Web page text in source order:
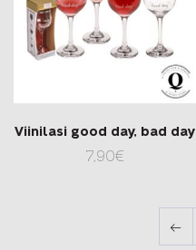
Viinilasi good day, bad day
7,90€
←